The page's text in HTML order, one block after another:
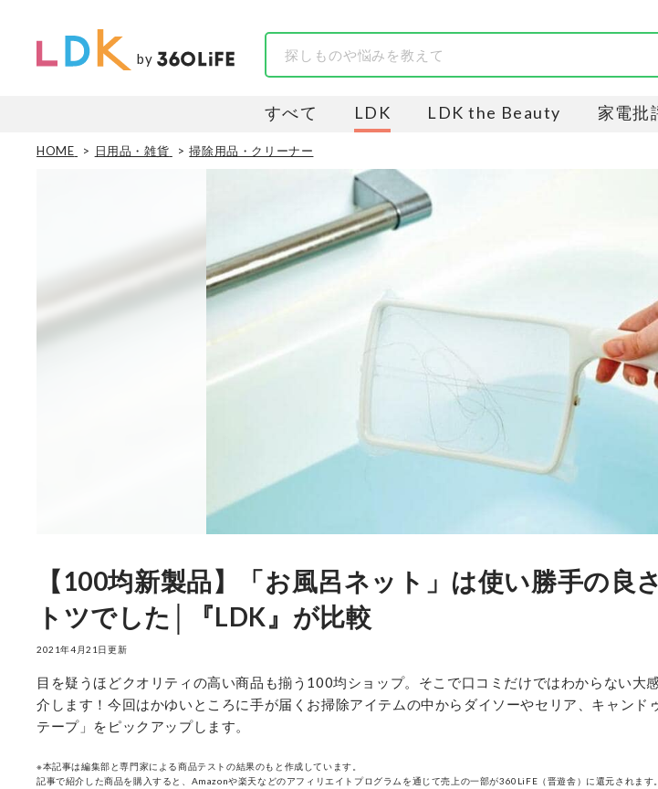
by
すべて LDK LDK the Beauty 家電批
HOME 日用品・雑貨 掃除用品・クリーナー
【100均新製品】「お風呂ネット」は使い勝手の良
トツでした│『LDK』が比較
2021年4月21日更新
目を疑うほどクオリティの高い商品も揃う100均ショップ。そこで口コミだけではわからない大
介します！今回はかゆいところに手が届くお掃除アイテムの中からダイソーやセリア、キャンド
テープ」をピックアップします。
※本記事は編集部と専門家による商品テストの結果のもと作成しています。
記事で紹介した商品を購入すると、Amazonや楽天などのアフィリエイトプログラムを通じて売上の一部が360LiFE（晋遊舎）に還元されます。